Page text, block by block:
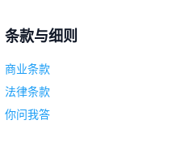
条款与细则
商业条款
法律条款
你问我答